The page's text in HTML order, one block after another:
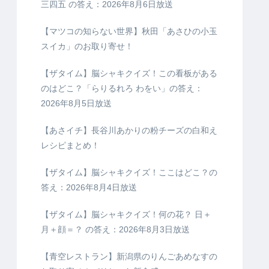
三四五 の答え：2026年8月6日放送
【マツコの知らない世界】秋田「あさひの小玉
スイカ」のお取り寄せ！
【ザタイム】脳シャキクイズ！この看板がある
のはどこ？「らりるれろ わをい」の答え：
2026年8月5日放送
【あさイチ】長谷川あかりの粉チーズの白和え
レシピまとめ！
【ザタイム】脳シャキクイズ！ここはどこ？の
答え：2026年8月4日放送
【ザタイム】脳シャキクイズ！何の花？ 日＋
月＋顔＝？ の答え：2026年8月3日放送
【青空レストラン】新潟県のりんごあめなすの